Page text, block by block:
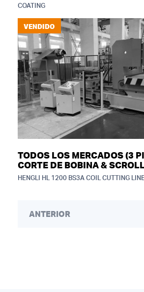
COATING
VENDIDO
TODOS LOS MERCADOS (3
CORTE DE BOBINA &
HENGLI HL 1200 BS3A COIL CUTTING
ANTERIOR